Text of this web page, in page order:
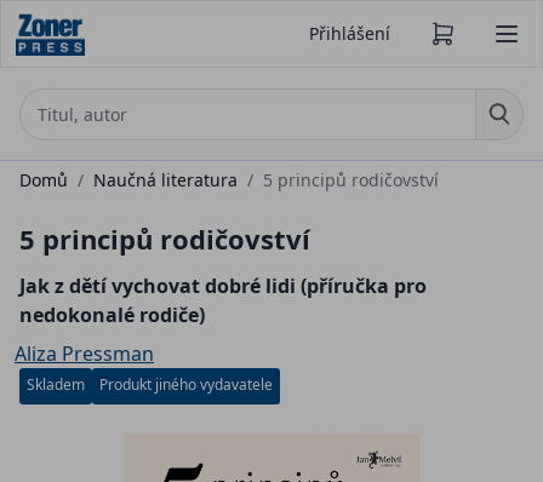
Přihlášení
Domů / Naučná literatura / 5 principů rodičovství
5 principů rodičovství
Jak z dětí vychovat dobré lidi (příručka pro
nedokonalé rodiče)
Aliza Pressman
Skladem Produkt jiného vydavatele